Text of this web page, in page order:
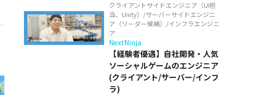
クライアントサイドエンジニア（UI担
当、Unity）/サーバーサイドエンジニ
ア（リーダー候補）/インフラエンジニ
ア
NextNinja
【経験者優遇】自社開発・人気
ソーシャルゲームのエンジニア
(クライアント/サーバー/インフ
ラ)